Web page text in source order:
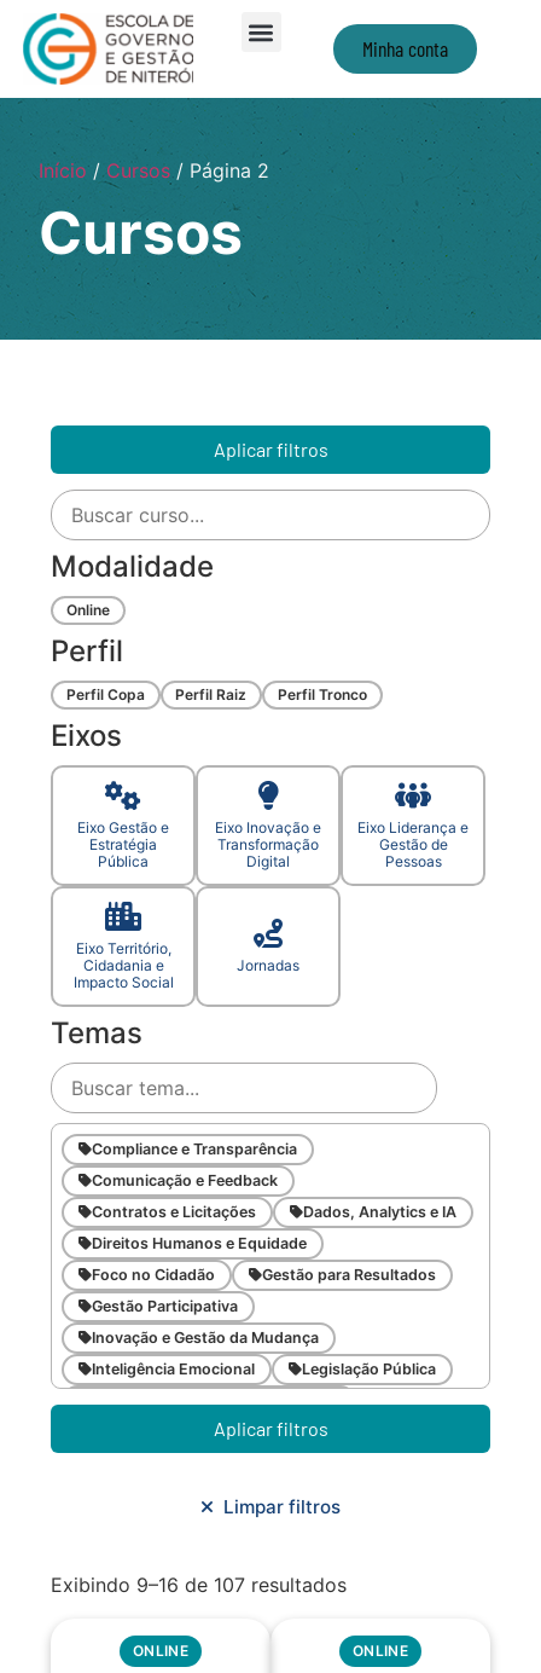
Minha conta
Início/Cursos/ Página 2
Cursos
Aplicar filtros
Modalidade
Online
Perfil
Perfil Copa Perfil Raiz Perfil Tronco
Eixos
Eixo Gestão e
Estratégia
Pública
Eixo Inovação e
Transformação
Digital
Eixo Liderança e
Gestão de
Pessoas
Eixo Território,
Cidadania e
Impacto Social
Jornadas
Temas
Compliance e Transparência
Comunicação e Feedback
Contratos e Licitações
Dados, Analytics e IA
Direitos Humanos e Equidade
Foco no Cidadão
Gestão para Resultados
Gestão Participativa
Inovação e Gestão da Mudança
Inteligência Emocional
Legislação Pública
Meio Ambiente e Sustentabilidade
Metodologias Ágeis
Orçamento e Finanças
Planejamento Urbano/Mobilidade
Aplicar filtros
Limpar filtros
Exibindo 9–16 de 107 resultados
ONLINE ONLINE